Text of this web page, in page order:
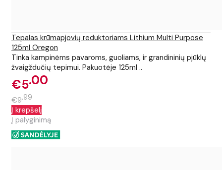
Tepalas krūmapjovių reduktoriams Lithium Multi Purpose
125ml Oregon
Tinka kampinėms pavaroms, guoliams, ir grandininių pjūklų
žvaigždučių tepimui. Pakuotėje 125ml ..
€500
€9 99
Į krepšelį
Į palyginimą